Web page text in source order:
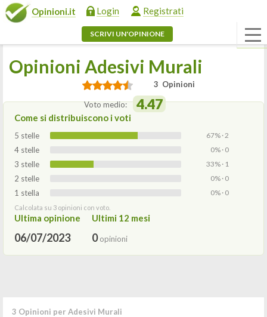
Opinioni.it Login Registrati
SCRIVI UN'OPINIONE
Opinioni Adesivi Murali
3 Opinioni
Voto medio: 4.47
Come si distribuiscono i voti
5 stelle 67% · 2
4 stelle 0% · 0
3 stelle 33% · 1
2 stelle 0% · 0
1 stella 0% · 0
Calcolata su 3 opinioni con voto.
Ultima opinione
06/07/2023
Ultimi 12 mesi
0opinioni
3 Opinioni per Adesivi Murali